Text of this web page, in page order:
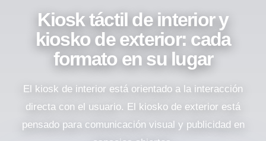
Kiosk táctil de interior y
kiosko de exterior: cada
formato en su lugar
El kiosk de interior está orientado a la interacción
directa con el usuario. El kiosko de exterior está
pensado para comunicación visual y publicidad en